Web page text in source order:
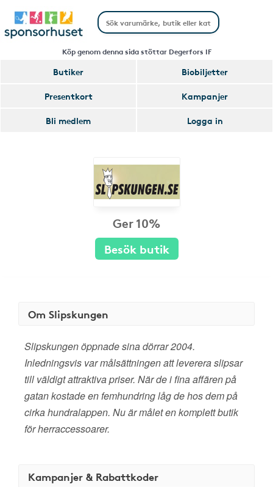
Köp genom denna sida stöttar Degerfors IF
Butiker
Biobiljetter
Presentkort
Kampanjer
Bli medlem
Logga in
Ger 10%
Besök butik
Om Slipskungen
Slipskungen öppnade sina dörrar 2004.
Inledningsvis var målsättningen att leverera slipsar
till väldigt attraktiva priser. När de i fina affären på
gatan kostade en femhundring låg de hos dem på
cirka hundralappen. Nu är målet en komplett butik
för herraccessoarer.
Kampanjer & Rabattkoder